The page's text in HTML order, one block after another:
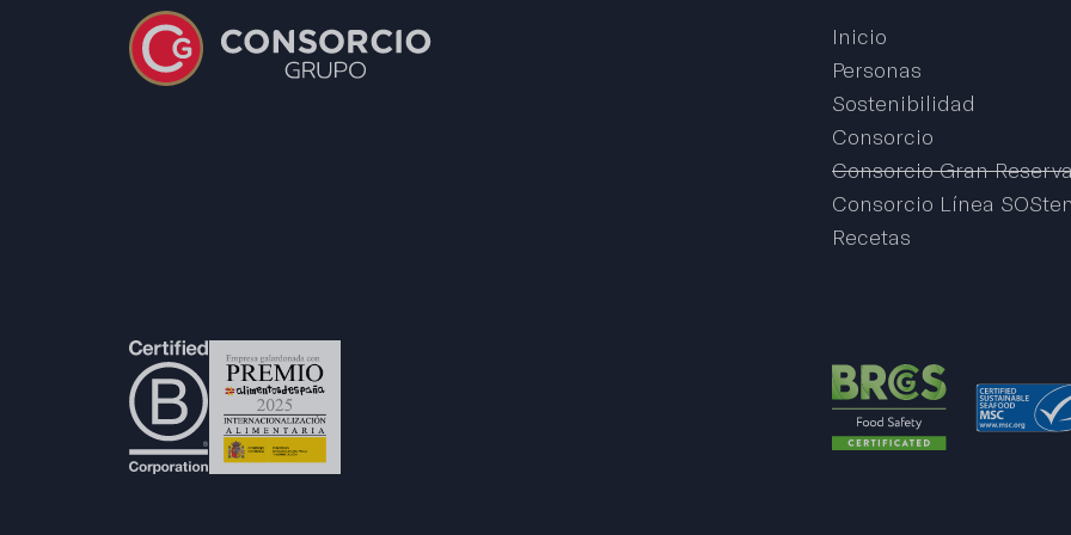
Inicio
Personas
Sostenibilidad
Consorcio
Consorcio Gran
Consorcio Línea
Recetas